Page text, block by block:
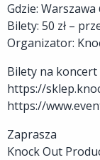
Gdzie:
Bilety: 50 zł –
Organizator:
Bilety na
https://
https://
Zaprasza
Knock Out